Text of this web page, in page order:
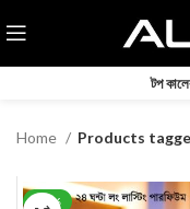
টপ
Home Products
-39%